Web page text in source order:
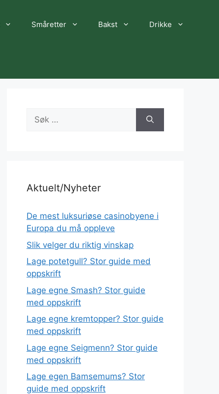
Småretter Bakst Drikke
Søk
etter:
Aktuelt/Nyheter
De mest luksuriøse casinobyene i
Europa du må oppleve
Slik velger du riktig vinskap
Lage potetgull? Stor guide med
oppskrift
Lage egne Smash? Stor guide
med oppskrift
Lage egne kremtopper? Stor guide
med oppskrift
Lage egne Seigmenn? Stor guide
med oppskrift
Lage egen Bamsemums? Stor
guide med oppskrift